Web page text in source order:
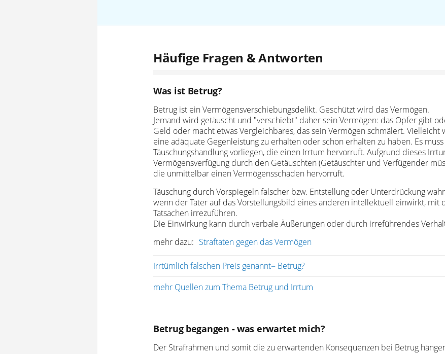
Häufige Fragen & Antworten
Was ist Betrug?
Betrug ist ein Vermögensverschiebungsdelikt. Geschützt wird das Vermögen.
Jemand wird getäuscht und "verschiebt" daher sein Vermögen: das Opfer gibt
Geld oder macht etwas Vergleichbares, das sein Vermögen schmälert. Vielleicht
eine adäquate Gegenleistung zu erhalten oder schon erhalten zu haben. Es
Täuschungshandlung vorliegen, die einen Irrtum hervorruft. Aufgrund dieses
Vermögensverfügung durch den Getäuschten (Getäuschter und Verfügender
die unmittelbar einen Vermögensschaden hervorruft.
Täuschung durch Vorspiegeln falscher bzw. Entstellung oder Unterdrückung
wenn der Täter auf das Vorstellungsbild eines anderen intellektuell einwirkt, mit
Tatsachen irrezuführen.
Die Einwirkung kann durch verbale Äußerungen oder durch irreführendes
mehr dazu: Straftaten gegen das Vermögen
Irrtümlich falschen Preis genannt= Betrug?
mehr Quellen zum Thema Betrug und Irrtum
Betrug begangen - was erwartet mich?
Der Strafrahmen und somit die zu erwartenden Konsequenzen bei Betrug